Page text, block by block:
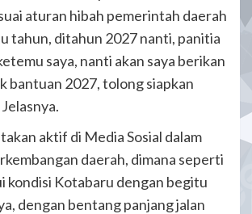
aturan hibah pemerintah daerah
tahun, ditahun 2027 nanti, panitia
saya, nanti akan saya berikan
bantuan 2027, tolong siapkan
aktif di Media Sosial dalam
daerah, dimana seperti
kondisi Kotabaru dengan begitu
dengan bentang panjang jalan